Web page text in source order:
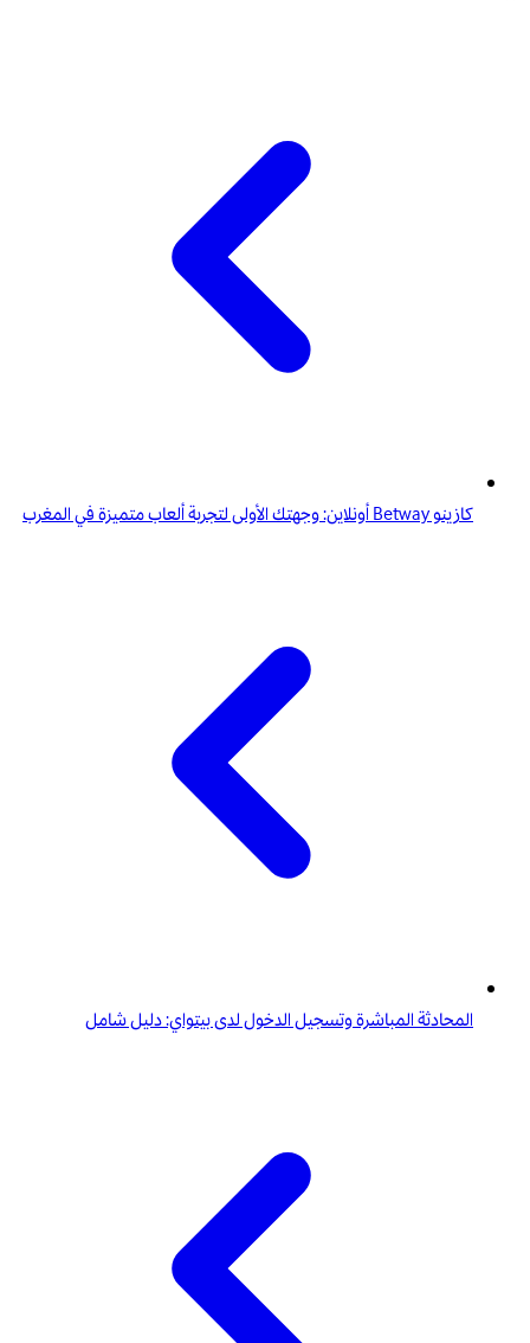
كازينو Betway أونلاين: وجهتك الأولى لتجربة ألعاب متميزة في المغرب
المحادثة المباشرة وتسجيل الدخول لدى بيتواي: دليل شامل